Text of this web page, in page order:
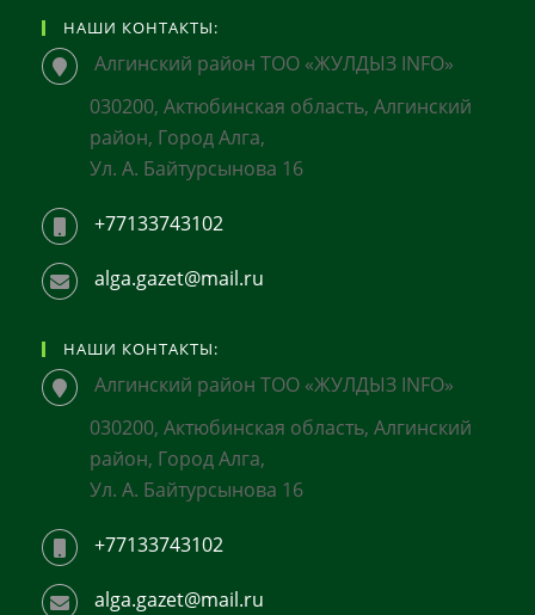
НАШИ КОНТАКТЫ:
Алгинский район ТОО «ЖУЛДЫЗ INFO»
030200, Актюбинская область, Алгинский
район, Город Алга,
Ул. А. Байтурсынова 16
+77133743102
alga.gazet@mail.ru
НАШИ КОНТАКТЫ:
Алгинский район ТОО «ЖУЛДЫЗ INFO»
030200, Актюбинская область, Алгинский
район, Город Алга,
Ул. А. Байтурсынова 16
+77133743102
alga.gazet@mail.ru